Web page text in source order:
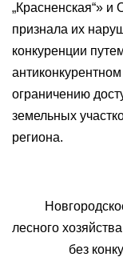
„Красненская“»
признала их
конкуренции
ограничению
земельных
региона.
лесного
без